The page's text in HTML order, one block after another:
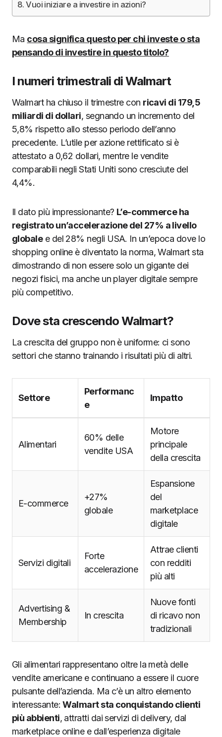
Vuoi iniziare a investire in azioni?
Ma cosa significa questo per chi investe o sta
pensando di investire in questo titolo?
I numeri trimestrali di Walmart
Walmart ha chiuso il trimestre con ricavi di 179,5
miliardi di dollari, segnando un incremento del
5,8% rispetto allo stesso periodo dell’anno
precedente. L’utile per azione rettificato si è
attestato a 0,62 dollari, mentre le vendite
comparabili negli Stati Uniti sono cresciute del
4,4%.
Il dato più impressionante? L’e-commerce ha
registrato un’accelerazione del 27% a livello
globalee del 28% negli USA. In un’epoca dove lo
shopping online è diventato la norma, Walmart sta
dimostrando di non essere solo un gigante dei
negozi fisici, ma anche un player digitale sempre
più competitivo.
Dove sta crescendo Walmart?
La crescita del gruppo non è uniforme: ci sono
settori che stanno trainando i risultati più di altri.
Settore
Performanc
e
Impatto
Alimentari
60% delle
vendite USA
Motore
principale
della crescita
E-commerce
+27%
globale
Espansione
del
marketplace
digitale
Servizi digitali
Forte
accelerazione
Attrae clienti
con redditi
più alti
Advertising &
Membership
In crescita
Nuove fonti
di ricavo non
tradizionali
Gli alimentari rappresentano oltre la metà delle
vendite americane e continuano a essere il cuore
pulsante dell’azienda. Ma c’è un altro elemento
interessante:Walmart sta conquistando clienti
più abbienti, attratti dai servizi di delivery, dal
marketplace online e dall’esperienza digitale